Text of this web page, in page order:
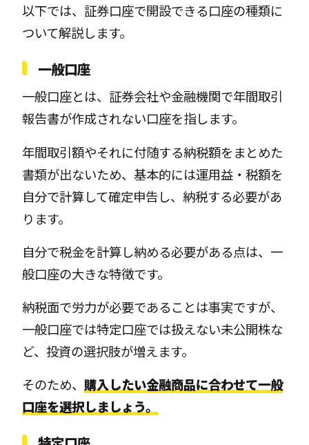
以下では、証券口座で開設できる口座の種類に
ついて解説します。
一般口座
一般口座とは、証券会社や金融機関で年間取引
報告書が作成されない口座を指します。
年間取引額やそれに付随する納税額をまとめた
書類が出ないため、基本的には運用益・税額を
自分で計算して確定申告し、納税する必要があ
ります。
自分で税金を計算し納める必要がある点は、一
般口座の大きな特徴です。
納税面で労力が必要であることは事実ですが、
一般口座では特定口座では扱えない未公開株な
ど、投資の選択肢が増えます。
そのため、購入したい金融商品に合わせて一般
口座を選択しましょう。